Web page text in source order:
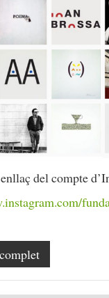
del compte